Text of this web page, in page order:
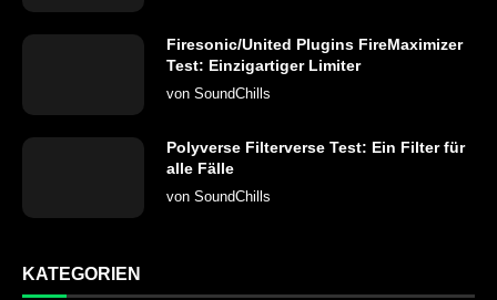
Firesonic/United Plugins FireMaximizer
Test: Einzigartiger Limiter
von SoundChills
Polyverse Filterverse Test: Ein Filter für
alle Fälle
von SoundChills
KATEGORIEN